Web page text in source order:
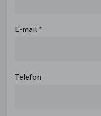
E-mail *
Telefon